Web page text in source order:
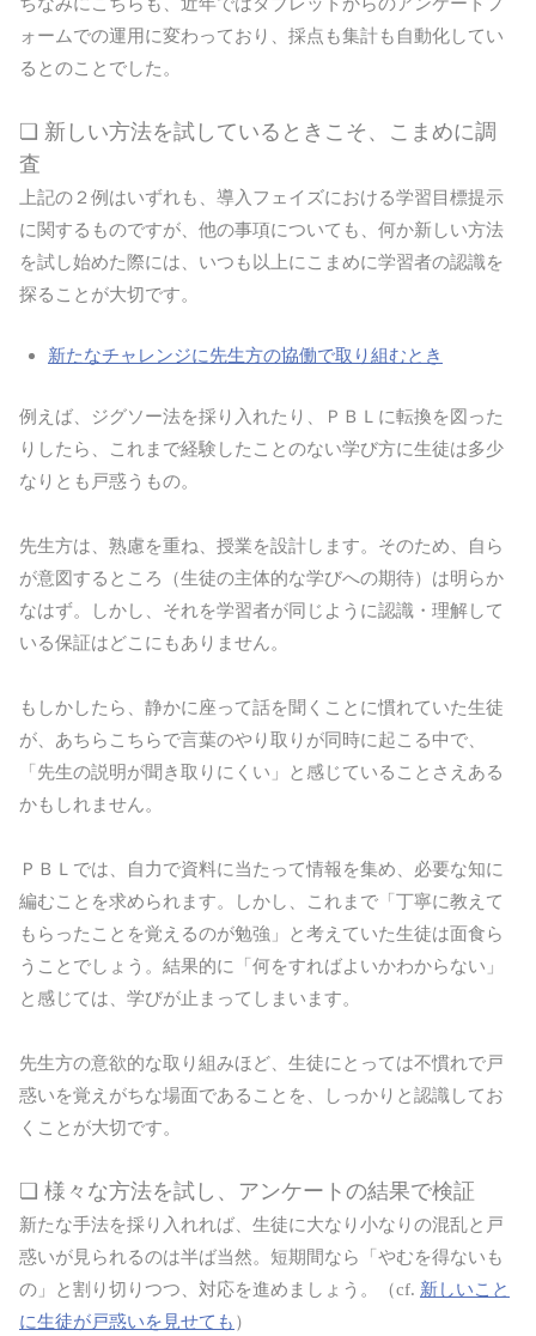
ォームでの運用に変わっており、採点も集計も自動化してい
るとのことでした。
❏ 新しい方法を試しているときこそ、こまめに調
査
上記の２例はいずれも、導入フェイズにおける学習目標提示
に関するものですが、他の事項についても、何か新しい方法
を試し始めた際には、いつも以上にこまめに学習者の認識を
探ることが大切です。
新たなチャレンジに先生方の協働で取り組むとき
例えば、ジグソー法を採り入れたり、ＰＢＬに転換を図った
りしたら、これまで経験したことのない学び方に生徒は多少
なりとも戸惑うもの。
先生方は、熟慮を重ね、授業を設計します。そのため、自ら
が意図するところ（生徒の主体的な学びへの期待）は明らか
なはず。しかし、それを学習者が同じように認識・理解して
いる保証はどこにもありません。
もしかしたら、静かに座って話を聞くことに慣れていた生徒
が、あちらこちらで言葉のやり取りが同時に起こる中で、
「先生の説明が聞き取りにくい」と感じていることさえある
かもしれません。
ＰＢＬでは、自力で資料に当たって情報を集め、必要な知に
編むことを求められます。しかし、これまで「丁寧に教えて
もらったことを覚えるのが勉強」と考えていた生徒は面食ら
うことでしょう。結果的に「何をすればよいかわからない」
と感じては、学びが止まってしまいます。
先生方の意欲的な取り組みほど、生徒にとっては不慣れで戸
惑いを覚えがちな場面であることを、しっかりと認識してお
くことが大切です。
❏ 様々な方法を試し、アンケートの結果で検証
新たな手法を採り入れれば、生徒に大なり小なりの混乱と戸
惑いが見られるのは半ば当然。短期間なら「やむを得ないも
の」と割り切りつつ、対応を進めましょう。（cf. 新しいこと
に生徒が戸惑いを見せても ）